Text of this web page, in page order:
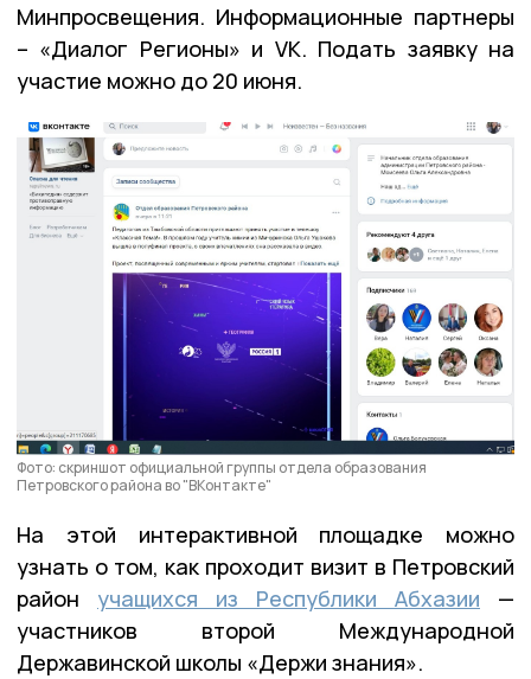
Минпросвещения. Информационные партнеры
– «Диалог Регионы» и VK. Подать заявку на
участие можно до 20 июня.
Фото: скриншот официальной группы отдела образования
Петровского района во "ВКонтакте"
На этой интерактивной площадке можно
узнать о том, как проходит визит в Петровский
район учащихся из Республики Абхазии —
участников второй Международной
Державинской школы «Держи знания».